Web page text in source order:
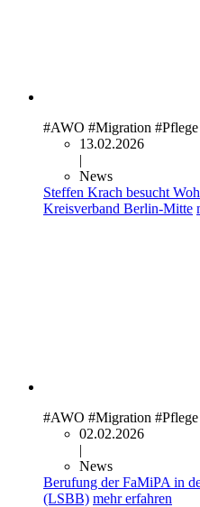
#AWO #Migration #Pflege
13.02.2026
|
News
Steffen Krach besucht
Kreisverband Berlin-Mitte
#AWO #Migration #Pflege
02.02.2026
|
News
Berufung der FaMiPA in
(LSBB) mehr erfahren